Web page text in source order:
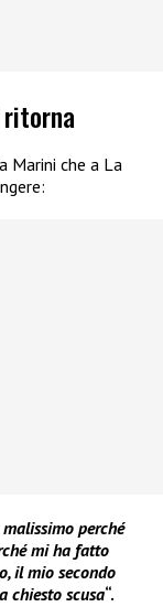
Marini che a La
perché
mi ha fatto
il mio secondo
chiesto scusa“.